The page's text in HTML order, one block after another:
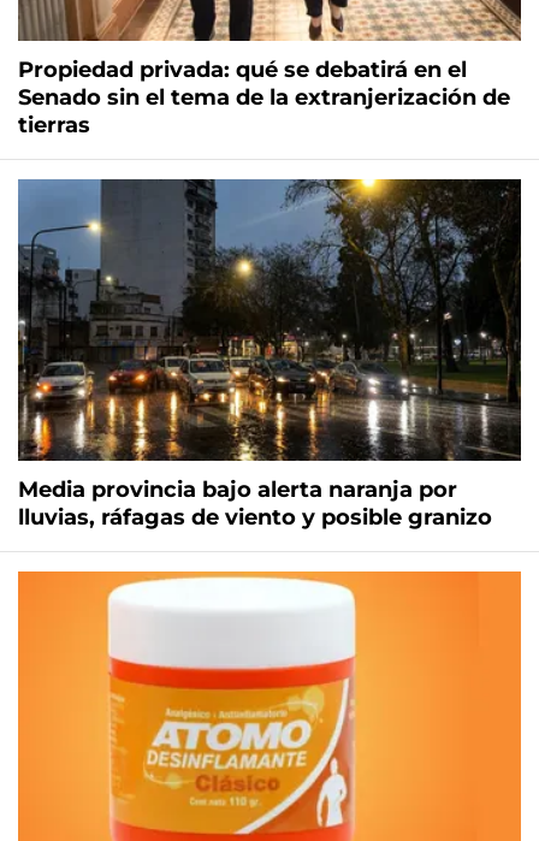
Propiedad privada: qué se debatirá en el
Senado sin el tema de la extranjerización de
tierras
Media provincia bajo alerta naranja por
lluvias, ráfagas de viento y posible granizo